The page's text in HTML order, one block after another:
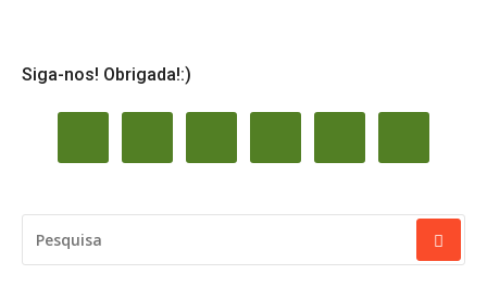
Siga-nos! Obrigada!:)
POR: